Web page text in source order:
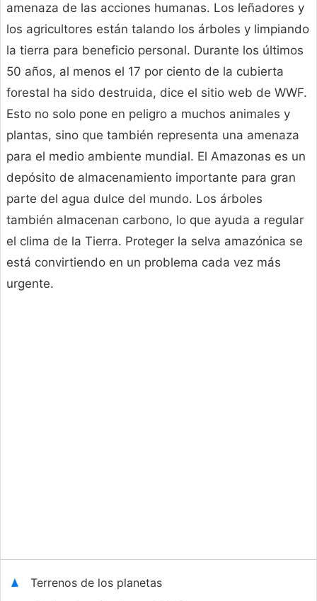
amenaza de las acciones humanas. Los leñadores y
los agricultores están talando los árboles y limpiando
la tierra para beneficio personal. Durante los últimos
50 años, al menos el 17 por ciento de la cubierta
forestal ha sido destruida, dice el sitio web de WWF.
Esto no solo pone en peligro a muchos animales y
plantas, sino que también representa una amenaza
para el medio ambiente mundial. El Amazonas es un
depósito de almacenamiento importante para gran
parte del agua dulce del mundo. Los árboles
también almacenan carbono, lo que ayuda a regular
el clima de la Tierra. Proteger la selva amazónica se
está convirtiendo en un problema cada vez más
urgente.
Terrenos de los planetas